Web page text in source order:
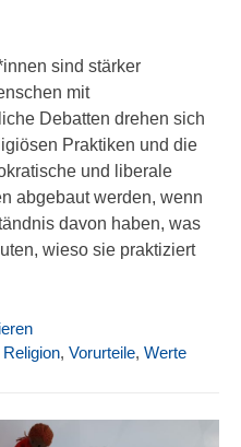
sind stärker
mit
Debatten drehen sich
Praktiken und die
und liberale
abgebaut werden, wenn
davon haben, was
wieso sie praktiziert
Religion, Vorurteile, Werte